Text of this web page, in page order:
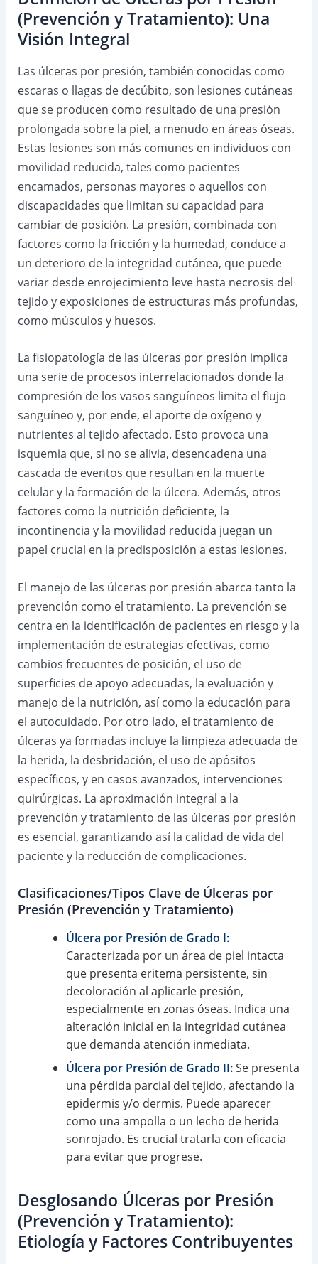
(Prevención y Tratamiento): Una
Visión Integral
Las úlceras por presión, también conocidas como
escaras o llagas de decúbito, son lesiones cutáneas
que se producen como resultado de una presión
prolongada sobre la piel, a menudo en áreas óseas.
Estas lesiones son más comunes en individuos con
movilidad reducida, tales como pacientes
encamados, personas mayores o aquellos con
discapacidades que limitan su capacidad para
cambiar de posición. La presión, combinada con
factores como la fricción y la humedad, conduce a
un deterioro de la integridad cutánea, que puede
variar desde enrojecimiento leve hasta necrosis del
tejido y exposiciones de estructuras más profundas,
como músculos y huesos.
La fisiopatología de las úlceras por presión implica
una serie de procesos interrelacionados donde la
compresión de los vasos sanguíneos limita el flujo
sanguíneo y, por ende, el aporte de oxígeno y
nutrientes al tejido afectado. Esto provoca una
isquemia que, si no se alivia, desencadena una
cascada de eventos que resultan en la muerte
celular y la formación de la úlcera. Además, otros
factores como la nutrición deficiente, la
incontinencia y la movilidad reducida juegan un
papel crucial en la predisposición a estas lesiones.
El manejo de las úlceras por presión abarca tanto la
prevención como el tratamiento. La prevención se
centra en la identificación de pacientes en riesgo y la
implementación de estrategias efectivas, como
cambios frecuentes de posición, el uso de
superficies de apoyo adecuadas, la evaluación y
manejo de la nutrición, así como la educación para
el autocuidado. Por otro lado, el tratamiento de
úlceras ya formadas incluye la limpieza adecuada de
la herida, la desbridación, el uso de apósitos
específicos, y en casos avanzados, intervenciones
quirúrgicas. La aproximación integral a la
prevención y tratamiento de las úlceras por presión
es esencial, garantizando así la calidad de vida del
paciente y la reducción de complicaciones.
Clasificaciones/Tipos Clave de Úlceras por
Presión (Prevención y Tratamiento)
Úlcera por Presión de Grado I:
Caracterizada por un área de piel intacta
que presenta eritema persistente, sin
decoloración al aplicarle presión,
especialmente en zonas óseas. Indica una
alteración inicial en la integridad cutánea
que demanda atención inmediata.
Úlcera por Presión de Grado II:Se presenta
una pérdida parcial del tejido, afectando la
epidermis y/o dermis. Puede aparecer
como una ampolla o un lecho de herida
sonrojado. Es crucial tratarla con eficacia
para evitar que progrese.
Desglosando Úlceras por Presión
(Prevención y Tratamiento):
Etiología y Factores Contribuyentes